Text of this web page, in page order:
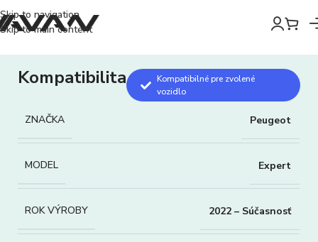
Skip to navigation
Skip to main content
Kompatibilita
Kompatibilné pre zvolené
vozidlo
ZNAČKA Peugeot
MODEL Expert
ROK VÝROBY 2022 – Súčasnosť